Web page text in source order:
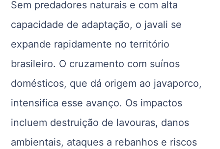
Sem predadores naturais e com alta
capacidade de adaptação, o javali se
expande rapidamente no território
brasileiro. O cruzamento com suínos
domésticos, que dá origem ao javaporco,
intensifica esse avanço. Os impactos
incluem destruição de lavouras, danos
ambientais, ataques a rebanhos e riscos